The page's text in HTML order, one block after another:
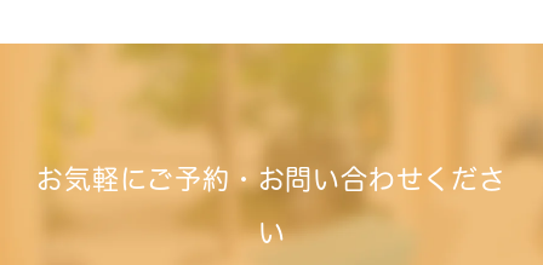
お気軽にご予約・お問い合わせくださ
い